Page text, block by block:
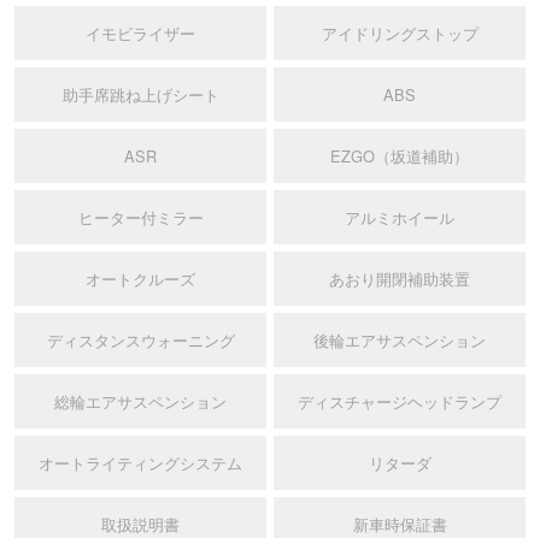
イモビライザー アイドリングストップ
助手席跳ね上げシート ABS
ASR EZGO（坂道補助）
ヒーター付ミラー アルミホイール
オートクルーズ あおり開閉補助装置
ディスタンスウォーニング 後輪エアサスペンション
総輪エアサスペンション ディスチャージヘッドランプ
オートライティングシステム リターダ
取扱説明書 新車時保証書